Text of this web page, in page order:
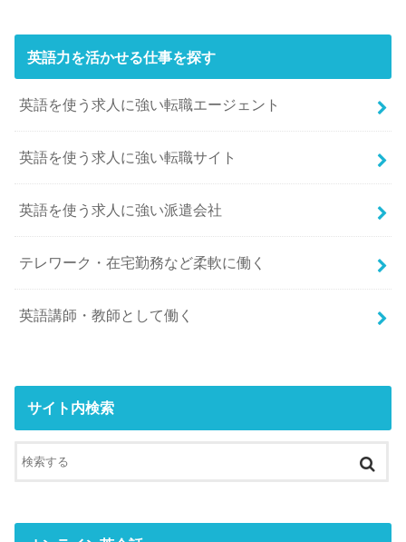
英語力を活かせる仕事を探す
英語を使う求人に強い転職エージェント
英語を使う求人に強い転職サイト
英語を使う求人に強い派遣会社
テレワーク・在宅勤務など柔軟に働く
英語講師・教師として働く
サイト内検索